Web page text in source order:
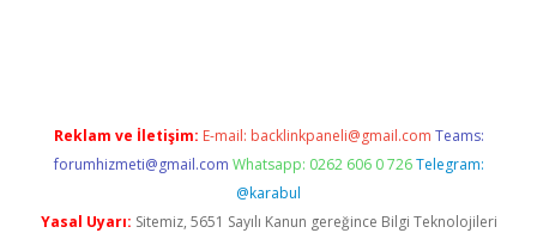
Reklam ve İletişim: E-mail: backlinkpaneli@gmail.com Teams:
forumhizmeti@gmail.com Whatsapp: 0262 606 0 726 Telegram:
@karabul
Yasal Uyarı: Sitemiz, 5651 Sayılı Kanun gereğince Bilgi Teknolojileri